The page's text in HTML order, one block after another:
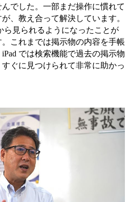
でした。一部まだ操作に慣れて
、教え合って解決しています。
ら見られるようになったことが
これまでは掲示物の内容を手帳
では検索機能で過去の掲示物
ぐに見つけられて非常に助かっ